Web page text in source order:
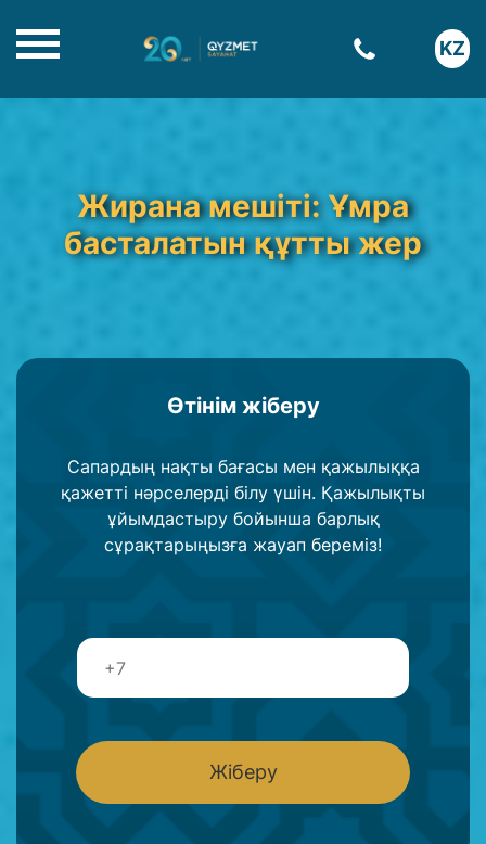
KZ
Жирана мешіті: Ұмра
басталатын құтты жер
Өтінім жіберу
Сапардың нақты бағасы мен қажылыққа
қажетті нәрселерді білу үшін. Қажылықты
ұйымдастыру бойынша барлық
сұрақтарыңызға жауап береміз!
Т
л
о
н
Жіберу